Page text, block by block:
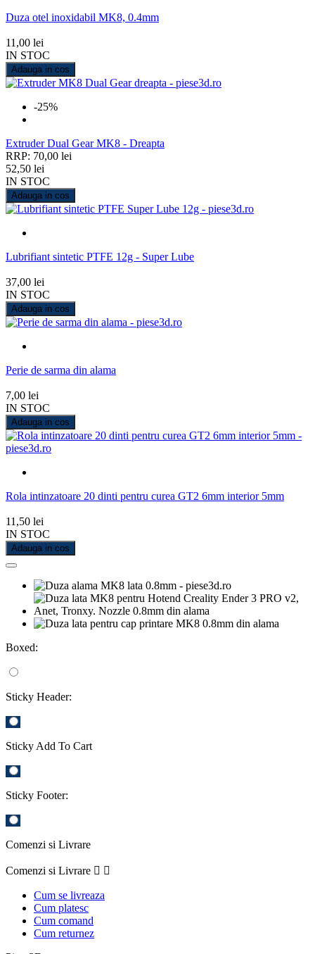
Duza otel inoxidabil MK8, 0.4mm
11,00 lei
IN STOC
Adauga in cos
-25%
Extruder Dual Gear MK8 - Dreapta
RRP: 70,00 lei
52,50 lei
IN STOC
Adauga in cos
Lubrifiant sintetic PTFE 12g - Super Lube
37,00 lei
IN STOC
Adauga in cos
Perie de sarma din alama
7,00 lei
IN STOC
Adauga in cos
Rola intinzatoare 20 dinti pentru curea GT2 6mm interior 5mm
11,50 lei
IN STOC
Adauga in cos
Boxed:
Sticky Header:
Sticky Add To Cart
Sticky Footer:
Comenzi si Livrare
Comenzi si Livrare  
Cum se livreaza
Cum platesc
Cum comand
Cum returnez